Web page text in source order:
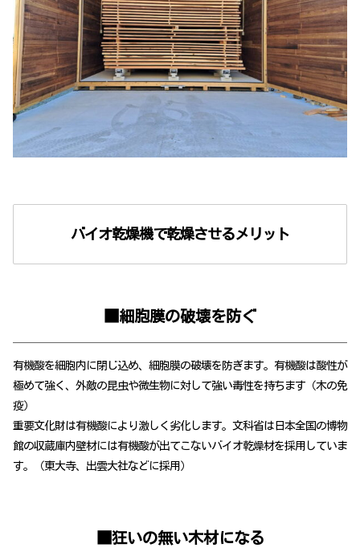
バイオ乾燥機で乾燥させるメリット
■細胞膜の破壊を防ぐ
有機酸を細胞内に閉じ込め、細胞膜の破壊を防ぎます。有機酸は酸性が
極めて強く、外敵の昆虫や微生物に対して強い毒性を持ちます（木の免
疫）
重要文化財は有機酸により激しく劣化します。文科省は日本全国の博物
館の収蔵庫内壁材には有機酸が出てこないバイオ乾燥材を採用していま
す。（東大寺、出雲大社などに採用）
■狂いの無い木材になる